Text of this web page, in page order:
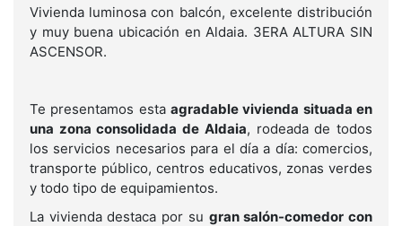
Vivienda luminosa con balcón, excelente distribución
y muy buena ubicación en Aldaia. 3ERA ALTURA SIN
ASCENSOR.
Te presentamos esta agradable vivienda situada en
una zona consolidada de Aldaia, rodeada de todos
los servicios necesarios para el día a día: comercios,
transporte público, centros educativos, zonas verdes
y todo tipo de equipamientos.
La vivienda destaca por su gran salón-comedor con